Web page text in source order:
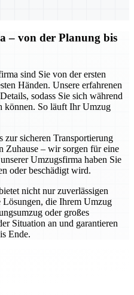
– von der Planung bis
sind Sie von der ersten
Händen. Unsere erfahrenen
sodass Sie sich während
können. So läuft Ihr Umzug
zur sicheren Transportierung
Zuhause – wir sorgen für eine
Umzugsfirma haben Sie
oder beschädigt wird.
nicht nur zuverlässigen
die Ihrem Umzug
oder großes
Situation an und garantieren
Ende.